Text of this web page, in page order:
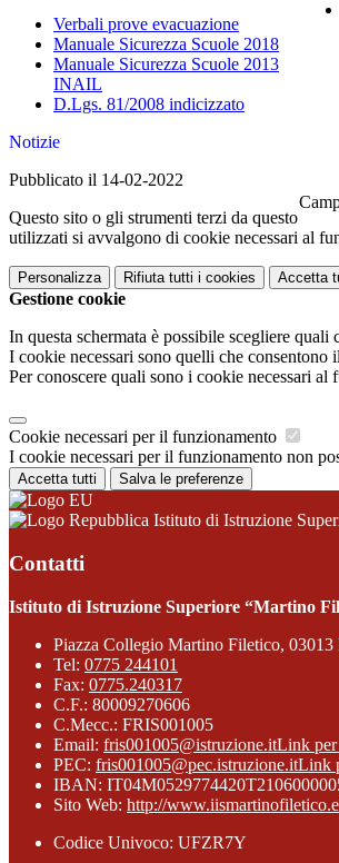
Verbali prove evacuazione
Manuale Sicurezza Scuole 2018
Manuale Sicurezza Scuole 2013
INAIL
D.Lgs. 81/2008 indicizzato
Notizie
Pubblicato il 14-02-2022
Questo sito o gli strumenti terzi da questo
utilizzati si avvalgono di cookie necessari al
Personalizza Rifiuta tutti i cookies Accetta
Gestione cookie
In questa schermata è possibile scegliere quali
I cookie necessari sono quelli che
Per conoscere quali sono i cookie necessari al
Cookie necessari per il funzionamento
I cookie necessari per il funzionamento non
Accetta tutti Salva le preferenze
Istituto di Istruzione
Contatti
Istituto di Istruzione Superiore “Martino
Piazza Collegio Martino Filetico, 03013
Tel: 0775 244101
Fax: 0775.240317
C.F.: 80009270606
C.Mecc.: FRIS001005
Email: fris001005@istruzione.itLink per
PEC: fris001005@pec.istruzione.itLink
IBAN:
Sito Web: http://
Codice Univoco: UFZR7Y